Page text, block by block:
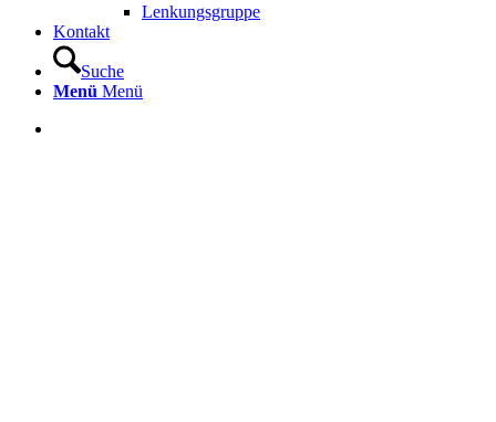
Lenkungsgruppe
Kontakt
Suche
Menü Menü